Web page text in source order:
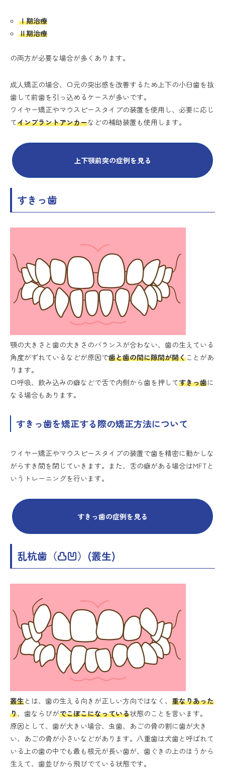
Ⅰ期治療
Ⅱ期治療
の両方が必要な場合が多くあります。
成人矯正の場合、口元の突出感を改善するため上下の小臼歯を抜
歯して前歯を引っ込めるケースが多いです。
ワイヤー矯正やマウスピースタイプの装置を使用し、必要に応じ
てインプラントアンカーなどの補助装置も使用します。
上下顎前突の症例を見る
すきっ歯
顎の大きさと歯の大きさのバランスが合わない、歯の生えている
角度がずれているなどが原因で歯と歯の間に隙間が開くことがあ
ります。
口呼吸、飲み込みの癖などで舌で内側から歯を押してすきっ歯に
なる場合もあります。
すきっ歯を矯正する際の矯正方法について
ワイヤー矯正やマウスピースタイプの装置で歯を精密に動かしな
がらすき間を閉じていきます。また、舌の癖がある場合はMFTと
いうトレーニングを行います。
すきっ歯の症例を見る
乱杭歯（凸凹）(叢生)
叢生とは、歯の生える向きが正しい方向ではなく、 重なりあった
り、歯ならびがでこぼこになっている状態のことを言います。
原因として、歯が大きい場合、虫歯、あごの骨の割に歯が大き
い、あごの骨が小さいなどがあります。八重歯は犬歯と呼ばれて
いる上の歯の中でも最も根元が長い歯が、歯ぐきの上のほうから
生えて、歯並びから飛びでている状態です。